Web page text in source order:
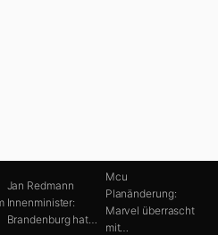
Jan Redmann
Innenminister:
Brandenburg hat…
Mcu
Planänderung:
Marvel überrascht
mit…